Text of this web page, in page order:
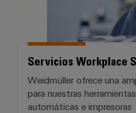
Servicios Workplace
Weidmüller ofrece una
para nuestras
automáticas e impresoras